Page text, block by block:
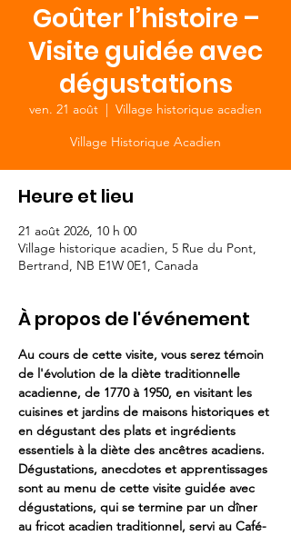
Goûter l’histoire –
Visite guidée avec
dégustations
ven. 21 août
  |
Village historique acadien
Village Historique Acadien
Heure et lieu
21 août 2026, 10 h 00
Village historique acadien, 5 Rue du Pont,
Bertrand, NB E1W 0E1, Canada
À propos de l'événement
Au cours de cette visite, vous serez témoin
de l'évolution de la diète traditionnelle
acadienne, de 1770 à 1950, en visitant les
cuisines et jardins de maisons historiques et
en dégustant des plats et ingrédients
essentiels à la diète des ancêtres acadiens.
Dégustations, anecdotes et apprentissages
sont au menu de cette visite guidée avec
dégustations, qui se termine par un dîner
au fricot acadien traditionnel, servi au Café-